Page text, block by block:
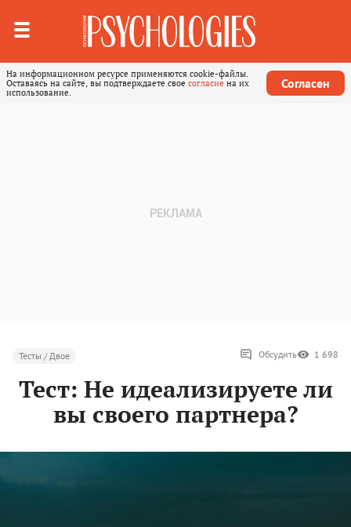
На информационном ресурсе применяются cookie-файлы.
Оставаясь на сайте, вы подтверждаете свое согласие на их
использование.
Согласен
Тесты / Двое Обсудить 1 698
Тест: Не идеализируете ли
вы своего партнера?